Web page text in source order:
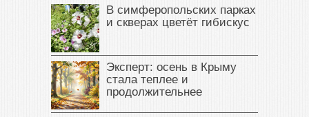
В симферопольских парках
и скверах цветёт гибискус
Эксперт: осень в Крыму
стала теплее и
продолжительнее